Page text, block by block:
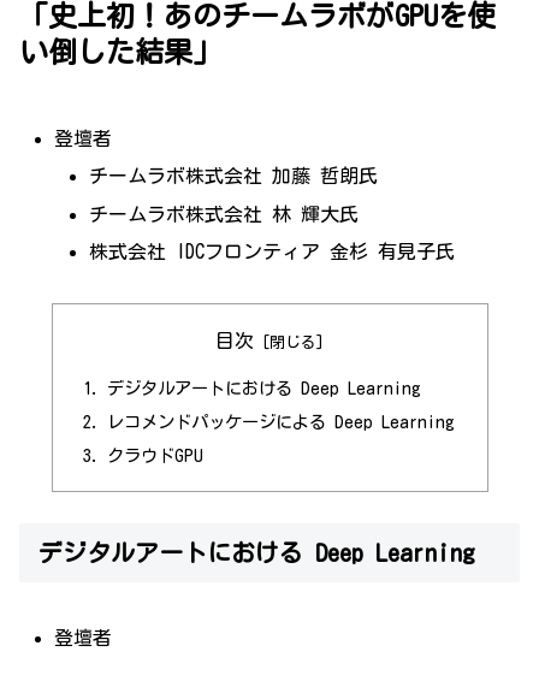
「史上初！あのチームラボがGPUを使
い倒した結果」
登壇者
チームラボ株式会社 加藤 哲朗氏
チームラボ株式会社 林 輝大氏
株式会社 IDCフロンティア 金杉 有見子氏
目次
デジタルアートにおける Deep Learning
レコメンドパッケージによる Deep Learning
クラウドGPU
デジタルアートにおける Deep Learning
登壇者